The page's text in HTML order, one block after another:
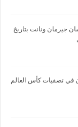
جيرمان ونانت بتاريخ
في تصفيات كأس العالم